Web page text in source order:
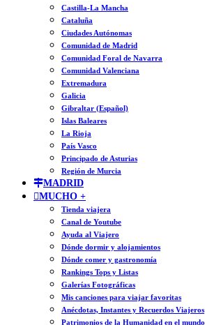
Castilla-La Mancha
Cataluña
Ciudades Autónomas
Comunidad de Madrid
Comunidad Foral de Navarra
Comunidad Valenciana
Extremadura
Galicia
Gibraltar (Español)
Islas Baleares
La Rioja
País Vasco
Principado de Asturias
Región de Murcia
MADRID
MUCHO +
Tienda viajera
Canal de Youtube
Ayuda al Viajero
Dónde dormir y alojamientos
Dónde comer y gastronomía
Rankings Tops y Listas
Galerías Fotográficas
Mis canciones para viajar favoritas
Anécdotas, Instantes y Recuerdos Viajeros
Patrimonios de la Humanidad en el mundo